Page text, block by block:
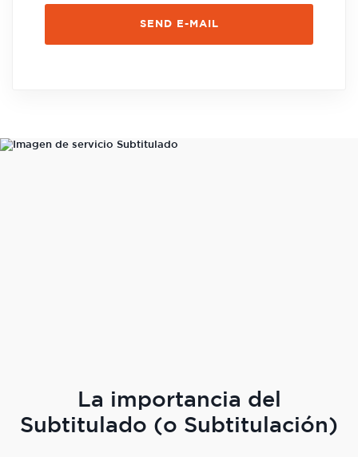
La importancia del
Subtitulado (o Subtitulación)